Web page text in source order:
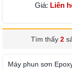
Giá: Liên
Tìm thấy 2
Máy phun sơn